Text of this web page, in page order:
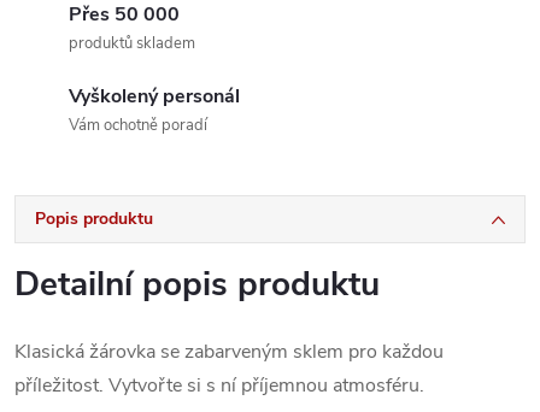
Přes 50 000
produktů skladem
Vyškolený personál
Vám ochotně poradí
Popis produktu
Detailní popis produktu
Klasická žárovka se zabarveným sklem pro každou
příležitost. Vytvořte si s ní příjemnou atmosféru.